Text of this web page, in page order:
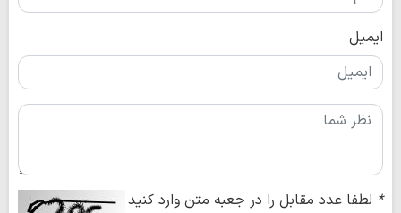
ایمیل
* لطفا عدد مقابل را در جعبه متن وارد کنید